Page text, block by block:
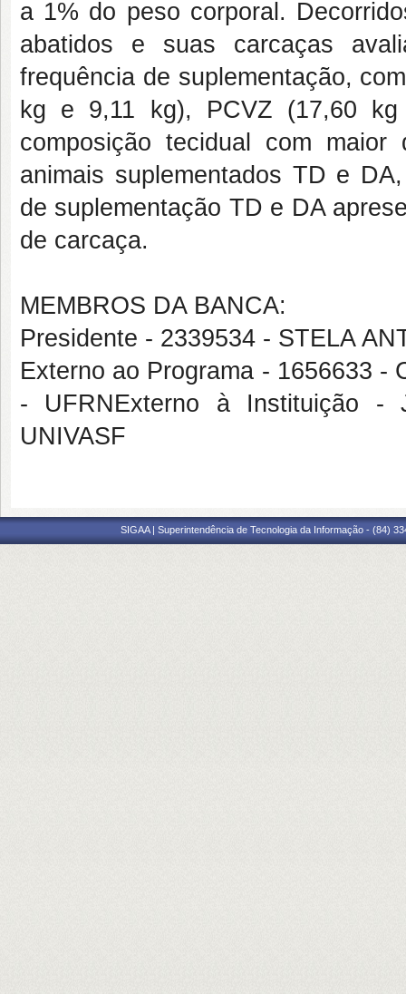
a 1% do peso corporal.
abatidos e suas carcaças
frequência de suplementação,
kg e 9,11 kg), PCVZ (17,60
composição tecidual com
animais suplementados TD e
de suplementação TD e DA
de carcaça.
MEMBROS DA BANCA:
Presidente - 2339534 - STELA
Externo ao Programa - 1656633 -
- UFRNExterno à Instituição -
UNIVASF
SIGAA | Superintendência de Tecnologia da Informação - (84)